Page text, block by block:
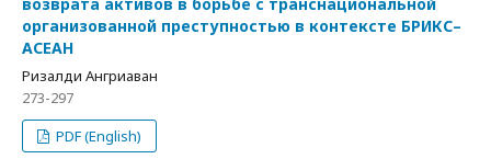
организованной преступностью в контексте БРИКС–
АСЕАН
Ризалди Ангриаван
273-297
PDF (English)